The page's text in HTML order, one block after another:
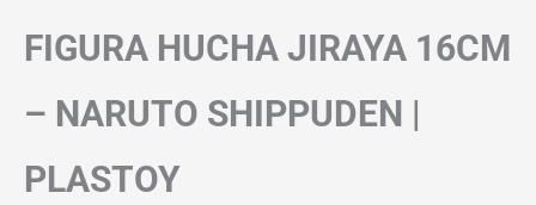
FIGURA HUCHA JIRAYA 16CM
– NARUTO SHIPPUDEN |
PLASTOY